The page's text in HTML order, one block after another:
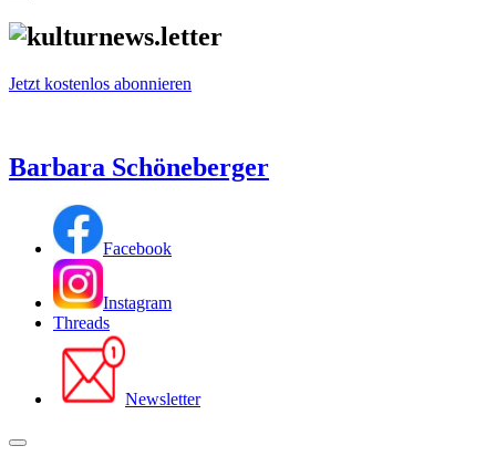
Jetzt kostenlos abonnieren
Barbara Schöneberger
Facebook
Instagram
Threads
Newsletter